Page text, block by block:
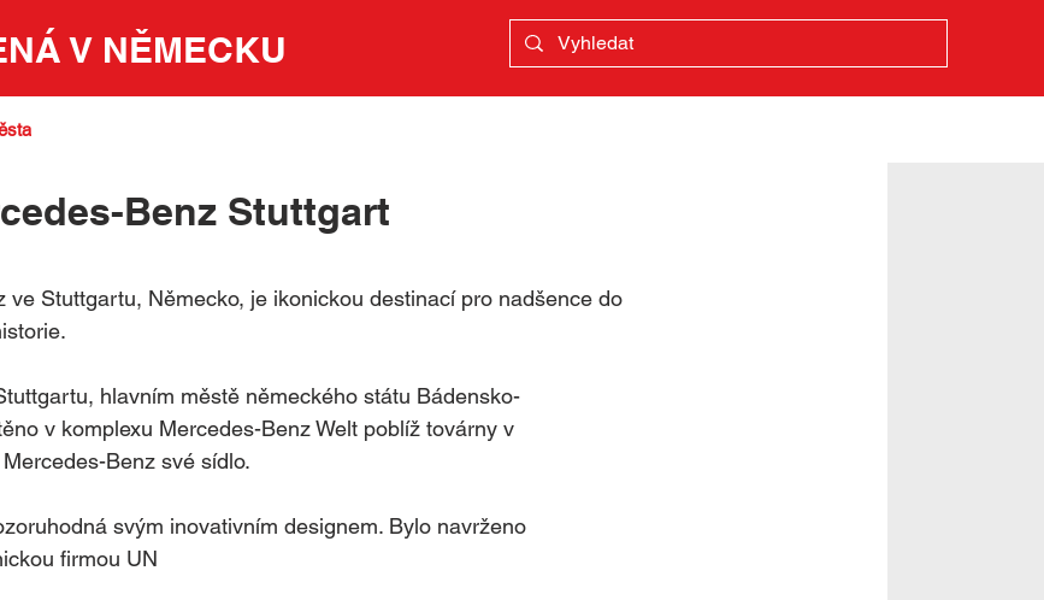
V NĚMECKU
Benz Stuttgart
ve Stuttgartu, Německo, je ikonickou destinací pro nadšence do
hlavním městě německého státu Bádensko-
v komplexu Mercedes-Benz Welt poblíž továrny v
Benz své sídlo.
svým inovativním designem. Bylo navrženo
firmou UN